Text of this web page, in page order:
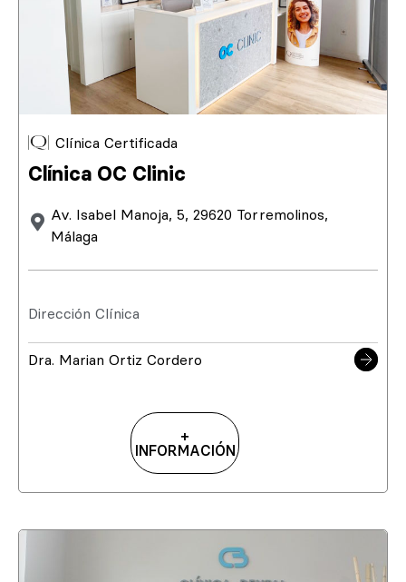
Clínica Certificada
Clínica OC Clinic
Av. Isabel Manoja, 5, 29620 Torremolinos,
Málaga
Dirección Clínica
Dra. Marian Ortiz Cordero
+
INFORMACIÓN